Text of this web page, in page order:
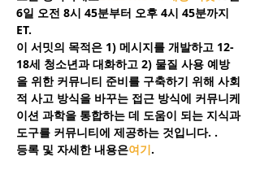
6일 오전 8시 45분부터 오후 4시 45분까지
ET.
이 서밋의 목적은 1) 메시지를 개발하고 12-
18세 청소년과 대화하고 2) 물질 사용 예방
을 위한 커뮤니티 준비를 구축하기 위해 사회
적 사고 방식을 바꾸는 접근 방식에 커뮤니케
이션 과학을 통합하는 데 도움이 되는 지식과
도구를 커뮤니티에 제공하는 것입니다. .
등록 및 자세한 내용은여기.